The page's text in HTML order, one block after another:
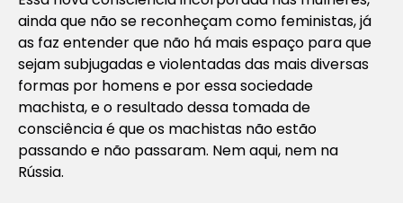
ainda que não se reconheçam como feministas, já
as faz entender que não há mais espaço para que
sejam subjugadas e violentadas das mais diversas
formas por homens e por essa sociedade
machista, e o resultado dessa tomada de
consciência é que os machistas não estão
passando e não passaram. Nem aqui, nem na
Rússia.